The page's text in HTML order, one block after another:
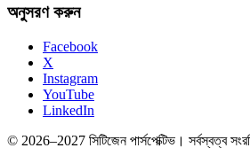
অনুসরণ করুন
Facebook
X
Instagram
YouTube
LinkedIn
© 2026–2027 সিটিজেন পার্সপেক্টিভ। সর্বস্বত্ব